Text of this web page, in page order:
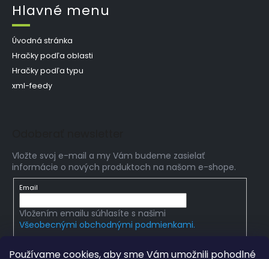
Používame cookies, aby sme Vám umožnili pohodlné
Hlavné menu
Úvodná stránka
Hračky podľa oblasti
Hračky podľa typu
xml-feedy
Vložte svoj e-mail a my Vám budeme zasielať
informácie o nových produktoch na našom e-shope.
Email
Vložením emailu súhlasíte s našimi
Všeobecnými obchodnými podmienkami.